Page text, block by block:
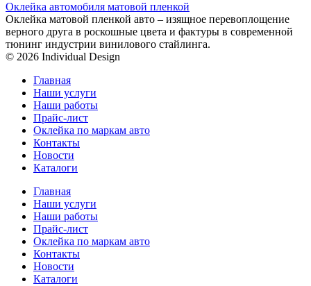
Оклейка автомобиля матовой пленкой
Оклейка матовой пленкой авто – изящное перевоплощение
верного друга в роскошные цвета и фактуры в современной
тюнинг индустрии винилового стайлинга.
© 2026 Individual Design
Главная
Наши услуги
Наши работы
Прайс-лист
Оклейка по маркам авто
Контакты
Новости
Каталоги
Главная
Наши услуги
Наши работы
Прайс-лист
Оклейка по маркам авто
Контакты
Новости
Каталоги